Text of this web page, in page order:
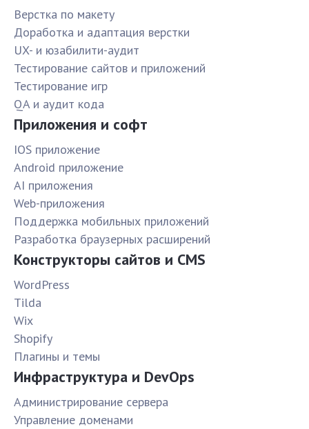
Верстка по макету
Доработка и адаптация верстки
UX- и юзабилити-аудит
Тестирование сайтов и приложений
Тестирование игр
QA и аудит кода
Приложения и софт
IOS приложение
Android приложение
AI приложения
Web-приложения
Поддержка мобильных приложений
Разработка браузерных расширений
Конструкторы сайтов и CMS
WordPress
Tilda
Wix
Shopify
Плагины и темы
Инфраструктура и DevOps
Администрирование сервера
Управление доменами